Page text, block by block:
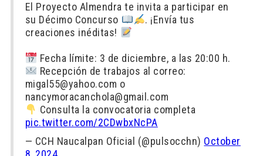
El Proyecto Almendra te invita a participar en
su Décimo Concurso
. ¡Envía tus
creaciones inéditas!
Fecha límite: 3 de diciembre, a las 20:00 h.
Recepción de trabajos al correo:
migal55@yahoo.com o
nancymoracanchola@gmail.com
Consulta la convocatoria completa
pic.twitter.com/2CDwbxNcPA
— CCH Naucalpan Oficial (@pulsocchn) October